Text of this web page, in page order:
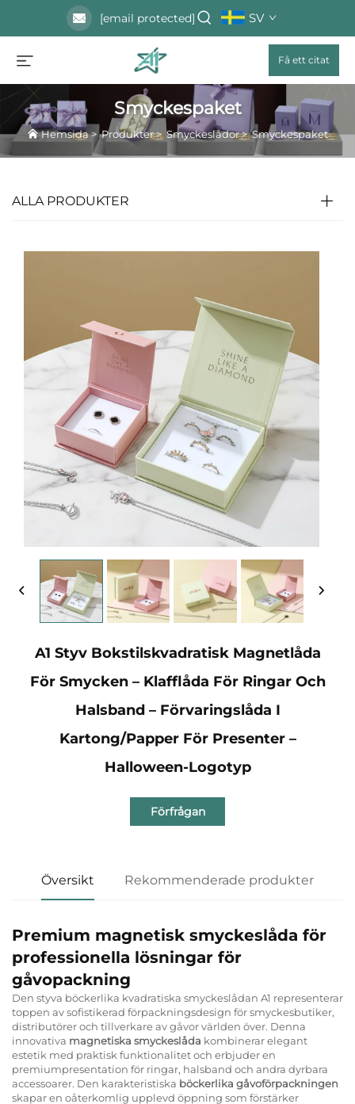
[email protected] SV
Få ett citat
Smyckespaket
Hemsida>Produkter>Smyckeslådor>Smyckespaket
ALLA PRODUKTER
A1 Styv Bokstilskvadratisk Magnetlåda
För Smycken – Klafflåda För Ringar Och
Halsband – Förvaringslåda I
Kartong/papper För Presenter –
Halloween-Logotyp
Förfrågan
Översikt Rekommenderade produkter
Premium magnetisk smyckeslåda för
professionella lösningar för
gåvopackning
Den styva böckerlika kvadratiska smyckeslådan A1 representerar
toppen av sofistikerad förpackningsdesign för smyckesbutiker,
distributörer och tillverkare av gåvor världen över. Denna
innovativa magnetiska smyckeslåda kombinerar elegant
estetik med praktisk funktionalitet och erbjuder en
premiumpresentation för ringar, halsband och andra dyrbara
accessoarer. Den karakteristiska böckerlika gåvoförpackningen
skapar en oåterkomlig upplevd öppning som förstärker